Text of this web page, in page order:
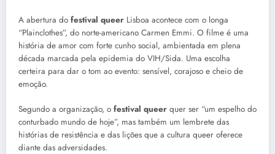
A abertura do festival queer Lisboa acontece com o longa
“Plainclothes”, do norte-americano Carmen Emmi. O filme é uma
história de amor com forte cunho social, ambientada em plena
década marcada pela epidemia do VIH/Sida. Uma escolha
certeira para dar o tom ao evento: sensível, corajoso e cheio de
emoção.
Segundo a organização, o festival queer quer ser “um espelho do
conturbado mundo de hoje”, mas também um lembrete das
histórias de resistência e das lições que a cultura queer oferece
diante das adversidades.